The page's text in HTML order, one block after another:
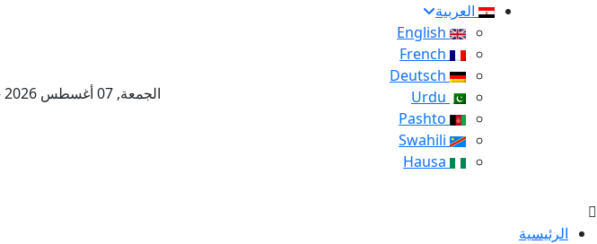
العربية
الجمعة, 07 أغسطس 2026 – 24 صفر 1448 هـ
الرئيسية